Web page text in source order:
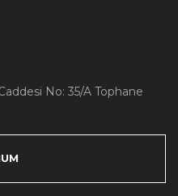
No: 35/A Tophane